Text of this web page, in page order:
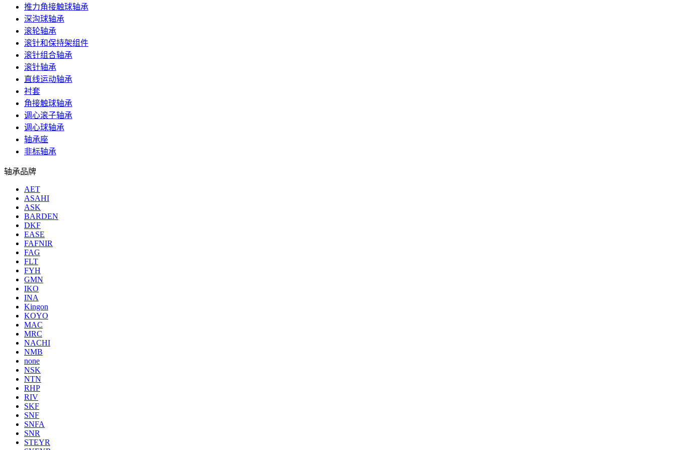
推力角接触球轴承
深沟球轴承
滚轮轴承
滚针和保持架组件
滚针组合轴承
滚针轴承
直线运动轴承
衬套
角接触球轴承
调心滚子轴承
调心球轴承
轴承座
非标轴承
轴承品牌
AET
ASAHI
ASK
BARDEN
DKF
EASE
FAFNIR
FAG
FLT
FYH
GMN
IKO
INA
Kingon
KOYO
MAC
MRC
NACHI
NMB
none
NSK
NTN
RHP
RIV
SKF
SNF
SNFA
SNR
STEYR